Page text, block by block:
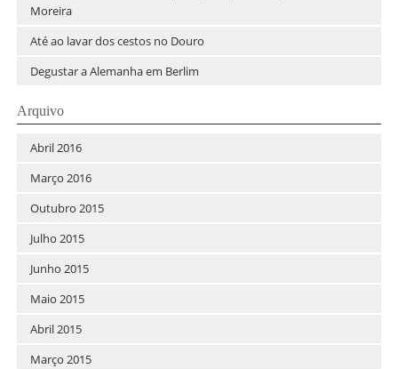
Moreira
Até ao lavar dos cestos no Douro
Degustar a Alemanha em Berlim
Arquivo
Abril 2016
Março 2016
Outubro 2015
Julho 2015
Junho 2015
Maio 2015
Abril 2015
Março 2015